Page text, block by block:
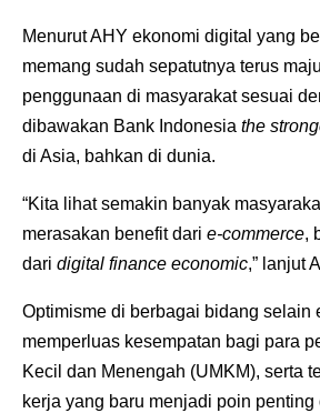
Menurut AHY ekonomi digital yang
memang sudah sepatutnya terus
penggunaan di masyarakat sesuai
dibawakan Bank Indonesia the
di Asia, bahkan di dunia.
“Kita lihat semakin banyak
merasakan benefit dari e-commerce,
dari digital finance economic,” lanjut
Optimisme di berbagai bidang selain
memperluas kesempatan bagi para
Kecil dan Menengah (UMKM), serta
kerja yang baru menjadi poin penting